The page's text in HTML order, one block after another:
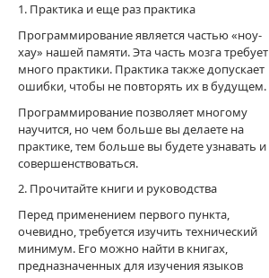
1. Практика и еще раз практика
Программирование является частью «ноу-
хау» нашей памяти. Эта часть мозга требует
много практики. Практика также допускает
ошибки, чтобы не повторять их в будущем.
Программирование позволяет многому
научится, но чем больше вы делаете на
практике, тем больше вы будете узнавать и
совершенствоваться.
2. Прочитайте книги и руководства
Перед применением первого пункта,
очевидно, требуется изучить технический
минимум. Его можно найти в книгах,
предназначенных для изучения языков